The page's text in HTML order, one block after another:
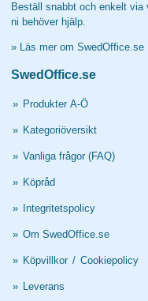
Beställ snabbt och enkelt
ni behöver hjälp.
» Läs mer om SwedOffice.se
SwedOffice.se
» Produkter A-Ö
» Kategoriöversikt
» Vanliga frågor (FAQ)
» Köpråd
» Integritetspolicy
» Om SwedOffice.se
» Köpvillkor / Cookiepolicy
» Leverans